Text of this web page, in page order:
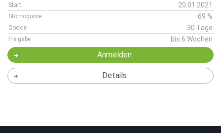
Start 20.01.2021
Stornoquote 69 %
Cookie 30 Tage
Freigabe bis 6 Wochen
Anmelden
Details